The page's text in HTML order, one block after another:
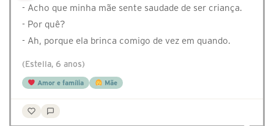
- Acho que minha mãe sente saudade de ser criança.
- Por quê?
- Ah, porque ela brinca comigo de vez em quando.
(Estella, 6 anos)
Amor e família Mãe